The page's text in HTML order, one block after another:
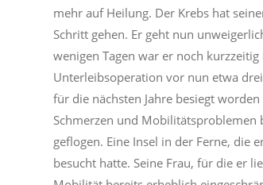
mehr auf Heilung. Der Krebs hat
Schritt gehen. Er geht nun
wenigen Tagen war er noch
Unterleibsoperation vor nun etwa
für die nächsten Jahre besiegt
Schmerzen und Mobilitätsproblemen
geflogen. Eine Insel in der Ferne, die
besucht hatte. Seine Frau, für die er